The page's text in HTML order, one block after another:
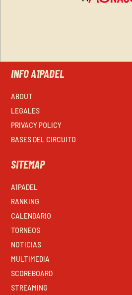
INFO A1PADEL
ABOUT
LEGALES
PRIVACY POLICY
BASES DEL CIRCUITO
SITEMAP
A1PADEL
RANKING
CALENDARIO
TORNEOS
NOTICIAS
MULTIMEDIA
SCOREBOARD
STREAMING